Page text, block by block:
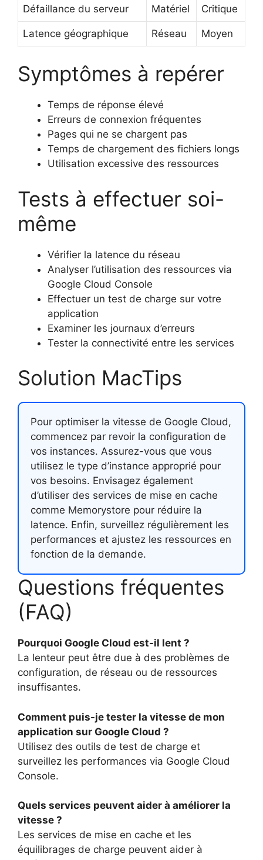
Défaillance du serveur Matériel Critique
Latence géographique Réseau Moyen
Symptômes à repérer
Temps de réponse élevé
Erreurs de connexion fréquentes
Pages qui ne se chargent pas
Temps de chargement des fichiers longs
Utilisation excessive des ressources
Tests à effectuer soi-
même
Vérifier la latence du réseau
Analyser l’utilisation des ressources via
Google Cloud Console
Effectuer un test de charge sur votre
application
Examiner les journaux d’erreurs
Tester la connectivité entre les services
Solution MacTips
Pour optimiser la vitesse de Google Cloud,
commencez par revoir la configuration de
vos instances. Assurez-vous que vous
utilisez le type d’instance approprié pour
vos besoins. Envisagez également
d’utiliser des services de mise en cache
comme Memorystore pour réduire la
latence. Enfin, surveillez régulièrement les
performances et ajustez les ressources en
fonction de la demande.
Questions fréquentes
(FAQ)
Pourquoi Google Cloud est-il lent ?
La lenteur peut être due à des problèmes de
configuration, de réseau ou de ressources
insuffisantes.
Comment puis-je tester la vitesse de mon
application sur Google Cloud ?
Utilisez des outils de test de charge et
surveillez les performances via Google Cloud
Console.
Quels services peuvent aider à améliorer la
vitesse ?
Les services de mise en cache et les
équilibrages de charge peuvent aider à